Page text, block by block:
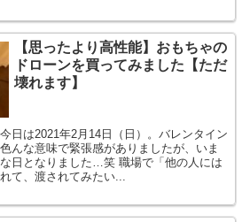
【思ったより高性能】おもちゃの
ドローンを買ってみました【ただ
壊れます】
日は2021年2月14日（日）。バレンタイン
んな意味で緊張感がありましたが、いま
日となりました…笑 職場で「他の人には
て、渡されてみたい...